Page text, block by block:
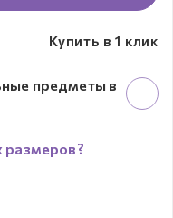
Купить в 1 клик
предметы в
размеров?